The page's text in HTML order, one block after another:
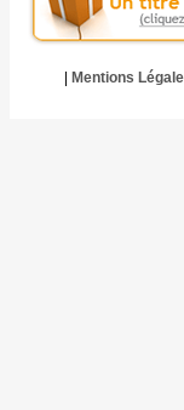
Mentions